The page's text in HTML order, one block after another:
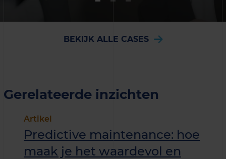
BEKIJK ALLE CASES
Gerelateerde inzichten
Artikel
Predictive maintenance: hoe
maak je het waardevol en